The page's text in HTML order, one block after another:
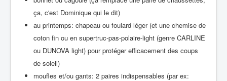
ça, c'est Dominique qui le dit)
au printemps: chapeau ou foulard léger (et une chemise de
coton fin ou en supertruc-pas-polaire-light (genre CARLINE
ou DUNOVA light) pour protéger efficacement des coups
de soleil)
moufles et/ou gants: 2 paires indispensables (par ex: